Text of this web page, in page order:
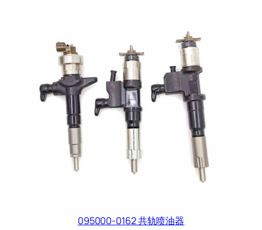
095000-0162 共轨喷油器